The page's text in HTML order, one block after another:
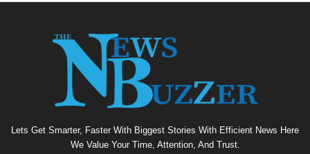
Lets Get Smarter, Faster With Biggest Stories With Efficient News Here
We Value Your Time, Attention, And Trust.